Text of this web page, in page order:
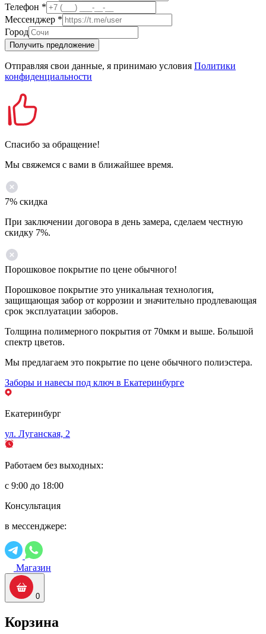
Телефон *
Мессенджер *
Город
Получить предложение
Отправляя свои данные, я принимаю условия Политики
конфиденциальности
Спасибо за обращение!
Мы свяжемся с вами в ближайшее время.
7% скидка
При заключении договора в день замера, сделаем честную
скидку 7%.
Порошковое покрытие по цене обычного!
Порошковое покрытие это уникальная технология,
защищающая забор от коррозии и значительно продлевающая
срок эксплуатации заборов.
Толщина полимерного покрытия от 70мкм и выше. Большой
спектр цветов.
Мы предлагаем это покрытие по цене обычного полиэстера.
Заборы и навесы под ключ в Екатеринбурге
Екатеринбург
ул. Луганская, 2
Работаем без выходных:
с 9:00 до 18:00
Консультация
в мессенджере:
Магазин
0
Корзина